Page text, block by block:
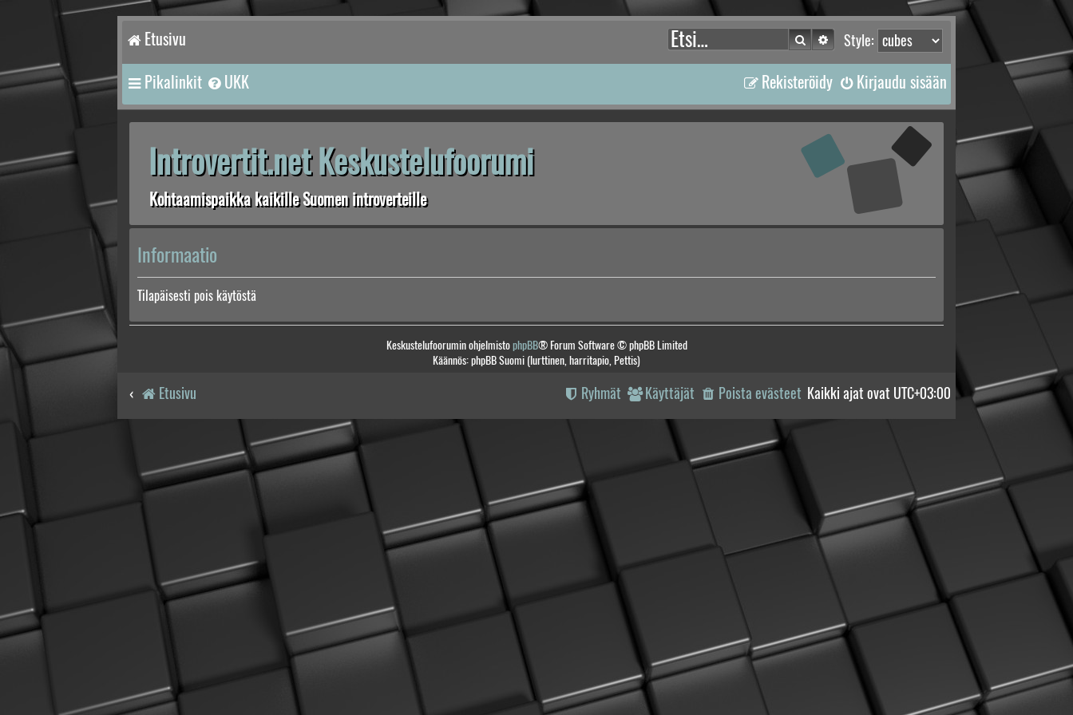
Etusivu Style:
Etsi Tarkennettu haku
Pikalinkit UKK Kirjaudu sisään
Rekisteröidy
Introvertit.net Keskustelufoorumi
Kohtaamispaikka kaikille Suomen introverteille
Informaatio
Tilapäisesti pois käytöstä
Keskustelufoorumin ohjelmistophpBB® Forum Software © phpBB Limited
Käännös: phpBB Suomi (lurttinen, harritapio, Pettis)
Etusivu Kaikki ajat ovat UTC+03:00
Poista evästeet
Käyttäjät
Ryhmät